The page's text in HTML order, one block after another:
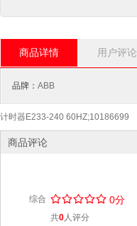
商品详情 用户评论
品牌： ABB
计时器E233-240 60HZ;10186699
商品评论
综合 /////
..... 0分
共0人评分